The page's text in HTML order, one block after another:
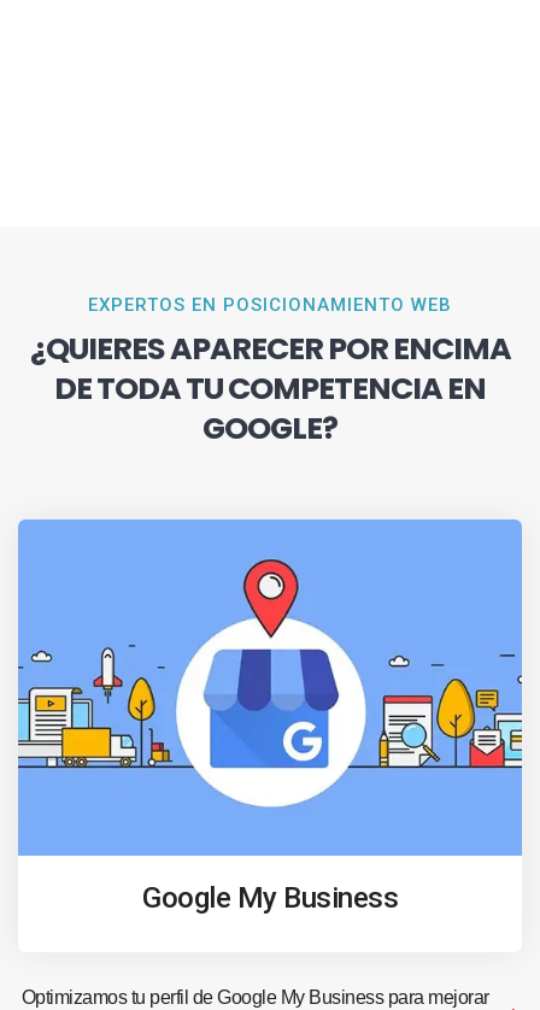
EXPERTOS EN POSICIONAMIENTO WEB
¿QUIERES APARECER POR ENCIMA
DE TODA TU COMPETENCIA EN
GOOGLE?
Google My Business
Optimizamos tu perfil de Google My Business para mejorar